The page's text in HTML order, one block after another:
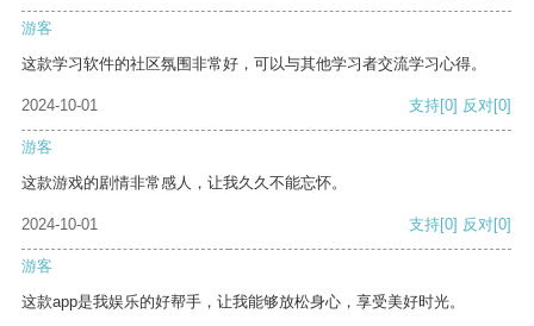
游客
这款学习软件的社区氛围非常好，可以与其他学习者交流学习心得。
2024-10-01 支持[0] 反对[0]
游客
这款游戏的剧情非常感人，让我久久不能忘怀。
2024-10-01 支持[0] 反对[0]
游客
这款app是我娱乐的好帮手，让我能够放松身心，享受美好时光。